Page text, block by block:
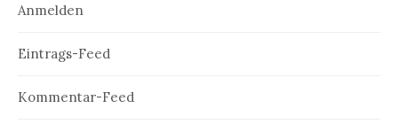
Anmelden
Eintrags-Feed
Kommentar-Feed